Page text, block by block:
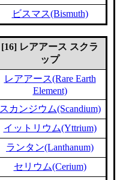
ビスマス(Bismuth)
[16] レアアース スクラ
ップ
レアアース(Rare Earth
Element)
スカンジウム(Scandium)
イットリウム(Yttrium)
ランタン(Lanthanum)
セリウム(Cerium)